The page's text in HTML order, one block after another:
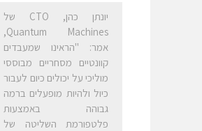
יונתן כהן, CTO של
Quantum Machines,
אמר: "הראינו שמעבדים
קוונטיים מסחריים מבוססי
מוליכי על יכולים כיום לעבור
כיול ולהיות מופעלים ברמה
גבוהה באמצעות
פלטפורמת השליטה של